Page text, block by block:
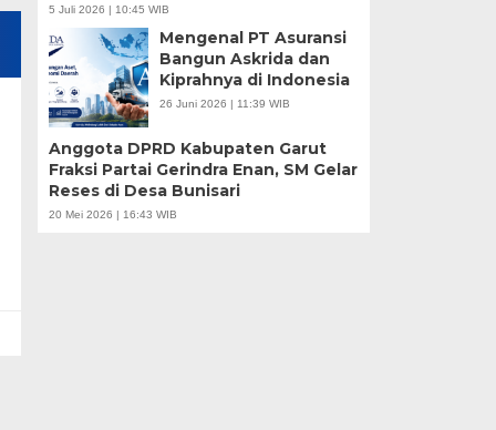
5 Juli 2026 | 10:45 WIB
Mengenal PT Asuransi
Bangun Askrida dan
Kiprahnya di Indonesia
26 Juni 2026 | 11:39 WIB
Anggota DPRD Kabupaten Garut
Fraksi Partai Gerindra Enan, SM Gelar
Reses di Desa Bunisari
20 Mei 2026 | 16:43 WIB